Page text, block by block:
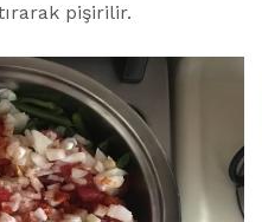
pişirilir.